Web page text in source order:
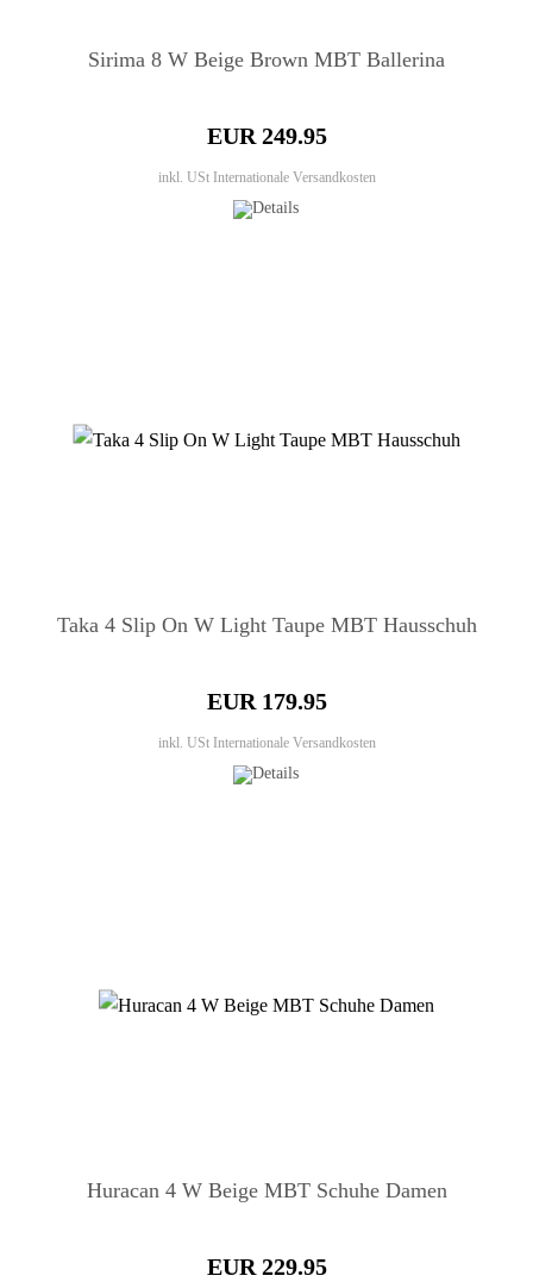
Sirima 8 W Beige Brown MBT Ballerina
EUR 249.95
inkl. USt Internationale Versandkosten
Taka 4 Slip On W Light Taupe MBT Hausschuh
EUR 179.95
inkl. USt Internationale Versandkosten
Huracan 4 W Beige MBT Schuhe Damen
EUR 229.95